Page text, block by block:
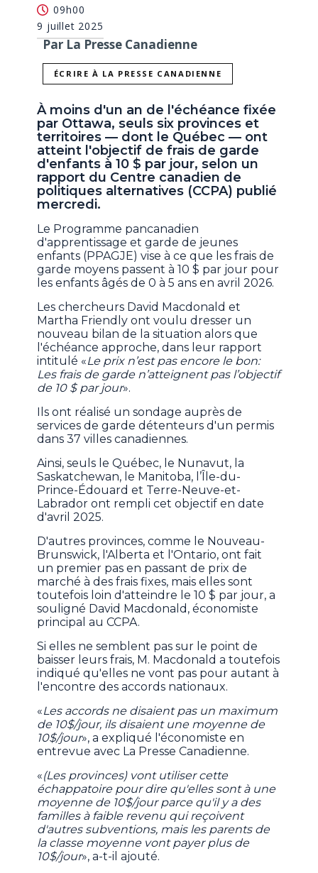
09h00
9 juillet 2025
Par La Presse Canadienne
ÉCRIRE À LA PRESSE CANADIENNE
À moins d'un an de l'échéance fixée
par Ottawa, seuls six provinces et
territoires — dont le Québec — ont
atteint l'objectif de frais de garde
d'enfants à 10 $ par jour, selon un
rapport du Centre canadien de
politiques alternatives (CCPA) publié
mercredi.
Le Programme pancanadien
d'apprentissage et garde de jeunes
enfants (PPAGJE) vise à ce que les frais de
garde moyens passent à 10 $ par jour pour
les enfants âgés de 0 à 5 ans en avril 2026.
Les chercheurs David Macdonald et
Martha Friendly ont voulu dresser un
nouveau bilan de la situation alors que
l'échéance approche, dans leur rapport
intitulé «Le prix n’est pas encore le bon:
Les frais de garde n’atteignent pas l’objectif
de 10 $ par jour».
Ils ont réalisé un sondage auprès de
services de garde détenteurs d'un permis
dans 37 villes canadiennes.
Ainsi, seuls le Québec, le Nunavut, la
Saskatchewan, le Manitoba, l’Île-du-
Prince-Édouard et Terre-Neuve-et-
Labrador ont rempli cet objectif en date
d'avril 2025.
D'autres provinces, comme le Nouveau-
Brunswick, l'Alberta et l'Ontario, ont fait
un premier pas en passant de prix de
marché à des frais fixes, mais elles sont
toutefois loin d'atteindre le 10 $ par jour, a
souligné David Macdonald, économiste
principal au CCPA.
Si elles ne semblent pas sur le point de
baisser leurs frais, M. Macdonald a toutefois
indiqué qu'elles ne vont pas pour autant à
l'encontre des accords nationaux.
«Les accords ne disaient pas un maximum
de 10$/jour, ils disaient une moyenne de
10$/jour», a expliqué l'économiste en
entrevue avec La Presse Canadienne.
«(Les provinces) vont utiliser cette
échappatoire pour dire qu'elles sont à une
moyenne de 10$/jour parce qu'il y a des
familles à faible revenu qui reçoivent
d'autres subventions, mais les parents de
la classe moyenne vont payer plus de
10$/jour», a-t-il ajouté.